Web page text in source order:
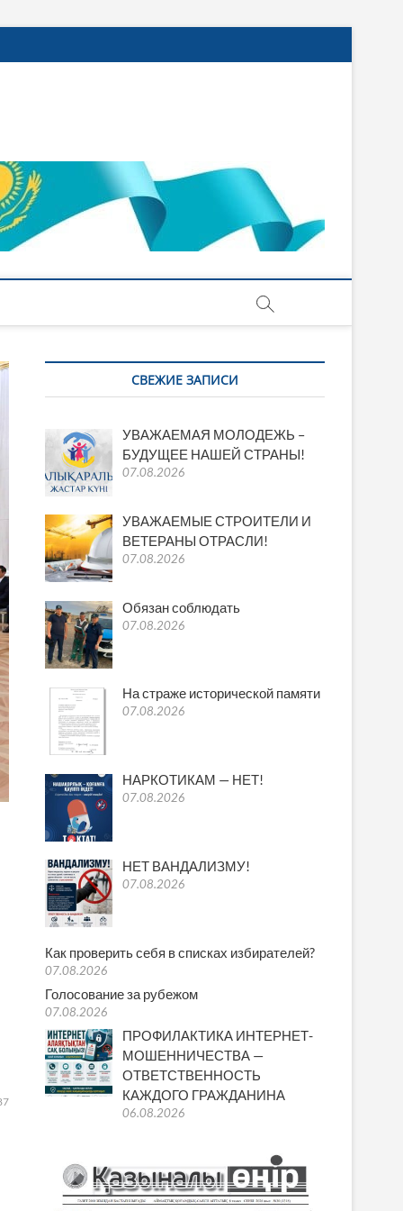
СВЕЖИЕ ЗАПИСИ
УВАЖАЕМАЯ МОЛОДЕЖЬ –
БУДУЩЕЕ НАШЕЙ СТРАНЫ!
07.08.2026
УВАЖАЕМЫЕ СТРОИТЕЛИ И
ВЕТЕРАНЫ ОТРАСЛИ!
07.08.2026
Обязан соблюдать
07.08.2026
На страже исторической памяти
07.08.2026
НАРКОТИКАМ — НЕТ!
07.08.2026
НЕТ ВАНДАЛИЗМУ!
07.08.2026
Как проверить себя в списках избирателей?
07.08.2026
Голосование за рубежом
07.08.2026
ПРОФИЛАКТИКА ИНТЕРНЕТ-
МОШЕННИЧЕСТВА —
ОТВЕТСТВЕННОСТЬ
КАЖДОГО ГРАЖДАНИНА
06.08.2026